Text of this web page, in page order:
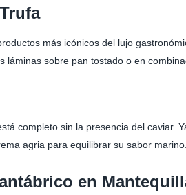
más icónicos del lujo
láminas sobre pan tostado o en
completo sin la presencia del caviar.
agria para equilibrar su sabor marino.
en